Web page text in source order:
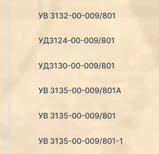
УВ 3132-00-009/801
УД3124-00-009/801
УД3130-00-009/801
УВ 3135-00-009/801А
УВ 3135-00-009/801
УВ 3135-00-009/801-1